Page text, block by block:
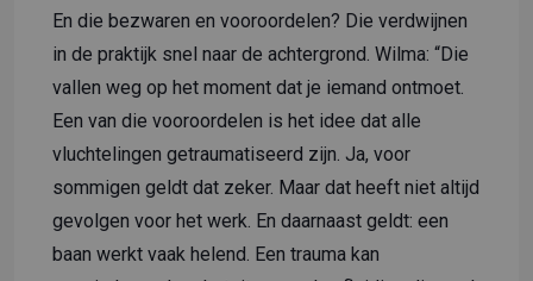
En die bezwaren en vooroordelen? Die verdwijnen
in de praktijk snel naar de achtergrond. Wilma: “Die
vallen weg op het moment dat je iemand ontmoet.
Een van die vooroordelen is het idee dat alle
vluchtelingen getraumatiseerd zijn. Ja, voor
sommigen geldt dat zeker. Maar dat heeft niet altijd
gevolgen voor het werk. En daarnaast geldt: een
baan werkt vaak helend. Een trauma kan